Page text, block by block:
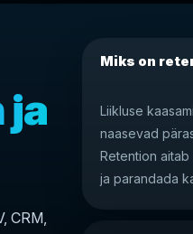
ja
CRM,
Miks on
Liikluse
naasevad
Retention
ja parandada